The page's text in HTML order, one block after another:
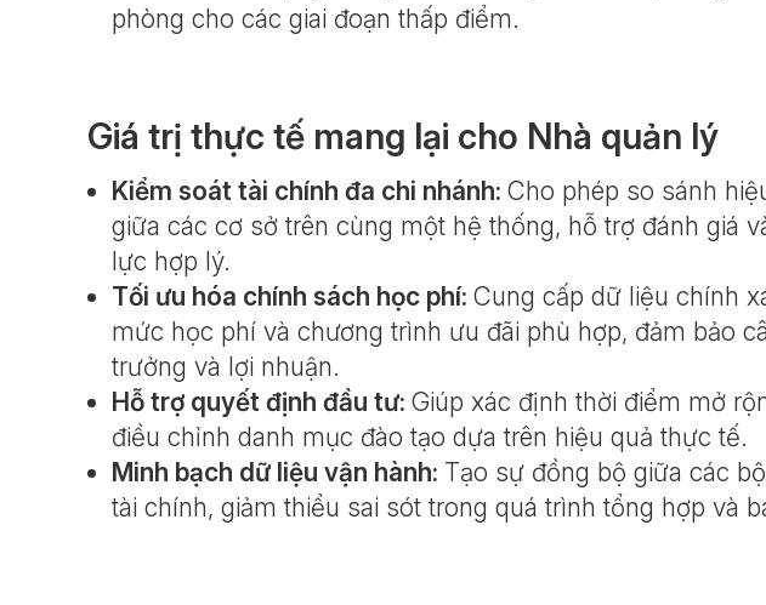
phòng cho các giai đoạn thấp điểm.
Giá trị thực tế mang lại cho Nhà quản lý
Kiểm soát tài chính đa chi nhánh: Cho phép so sánh
giữa các cơ sở trên cùng một hệ thống, hỗ trợ đánh giá
lực hợp lý.
Tối ưu hóa chính sách học phí: Cung cấp dữ liệu chính
mức học phí và chương trình ưu đãi phù hợp, đảm bảo
trưởng và lợi nhuận.
Hỗ trợ quyết định đầu tư: Giúp xác định thời điểm mở
điều chỉnh danh mục đào tạo dựa trên hiệu quả thực tế.
Minh bạch dữ liệu vận hành: Tạo sự đồng bộ giữa các
tài chính, giảm thiểu sai sót trong quá trình tổng hợp và